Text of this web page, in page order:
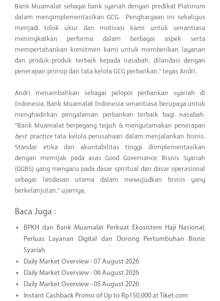
Bank Muamalat sebagai bank syariah dengan predikat Platinum
dalam mengimplementasikan GCG. Penghargaan ini sekaligus
menjadi tolok ukur dan motivasi kami untuk senantiasa
meningkatkan performa dalam berbagai aspek serta
mempertahankan komitmen kami untuk memberikan layanan
dan produk-produk terbaik kepada nasabah, dilandasi dengan
penerapan prinsip dan tata kelola GCG perbankan," tegas Andri.
Andri menambahkan sebagai pelopor perbankan syariah di
Indonesia, Bank Muamalat Indonesia senantiasa berupaya untuk
menghadirkan pengalaman perbankan terbaik bagi nasabah.
“Bank Muamalat berpegang teguh & mengutamakan penerapan
best practicetata kelola perusahaan dalam menjalankan bisnis.
Standar etika dan akuntabilitas tinggi diimplementasikan
dengan memijak pada asas Good Governance Bisnis Syariah
(GGBS) yang mengacu pada dasar spiritual dan dasar operasional
sebagai landasan utama dalam mewujudkan bisnis yang
berkelanjutan,” ujarnya.
Baca Juga :
BPKH dan Bank Muamalat Perkuat Ekosistem Haji Nasional,
Perluas Layanan Digital dan Dorong Pertumbuhan Bisnis
Syariah
Daily Market Overview - 07 August 2026
Daily Market Overview - 06 August 2026
Daily Market Overview - 05 August 2026
Instant Cashback Promo of Up to Rp150,000 at Tiket.com